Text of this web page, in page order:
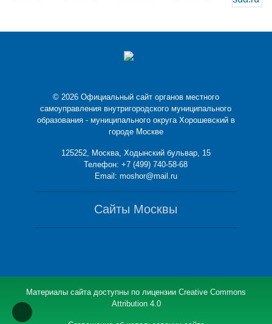
© 2026 Официальный сайт органов местного
самоуправления внутригородского муниципального
образования - муниципального округа Хорошевский в
городе Москве
125252, Москва, Ходынский бульвар, 15
Телефон:+7 (499) 740-58-68
Email: moshor@mail.ru
Сайты Москвы
Материалы сайта доступны по лицензии Creative Commons
Attribution 4.0